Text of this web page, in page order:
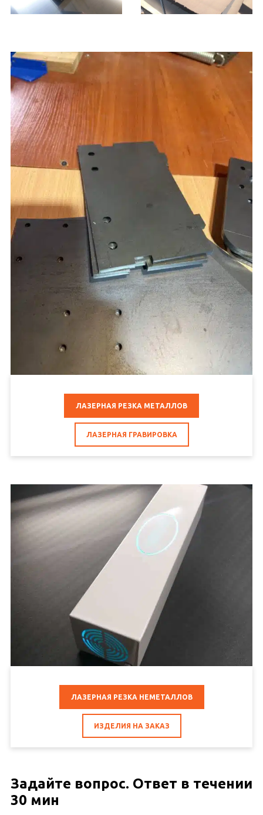
ЛАЗЕРНАЯ РЕЗКА МЕТАЛЛОВ
ЛАЗЕРНАЯ ГРАВИРОВКА
ЛАЗЕРНАЯ РЕЗКА НЕМЕТАЛЛОВ
ИЗДЕЛИЯ НА ЗАКАЗ
Задайте вопрос. Ответ в течении
30 мин